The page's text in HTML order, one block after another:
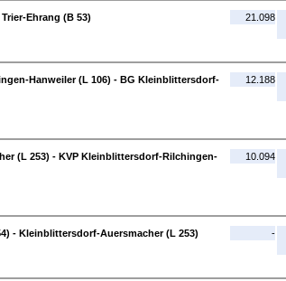
Ehrang (B 53)
21.098
Hanweiler (L 106) - BG Kleinblittersdorf-
12.188
(L 253) - KVP Kleinblittersdorf-Rilchingen-
10.094
- Kleinblittersdorf-Auersmacher (L 253)
-